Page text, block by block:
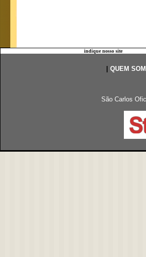
indique nosso site
QUEM
São Carlos